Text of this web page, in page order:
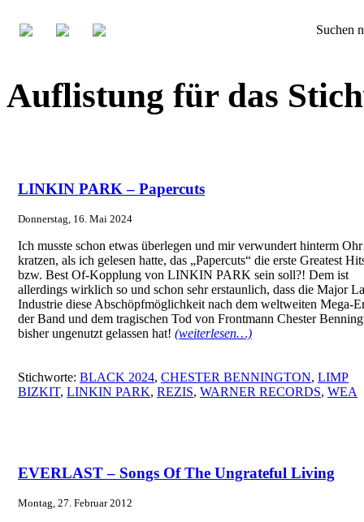
Suchen
Auflistung für das
LINKIN PARK – Papercuts
Donnerstag, 16. Mai 2024
Ich musste schon etwas überlegen und mir verwundert hinterm Ohr
kratzen, als ich gelesen hatte, das „Papercuts“ die erste Greatest
bzw. Best Of-Kopplung von LINKIN PARK sein soll?! Dem ist
allerdings wirklich so und schon sehr erstaunlich, dass die Major
Industrie diese Abschöpfmöglichkeit nach dem weltweiten Mega-
der Band und dem tragischen Tod von Frontmann Chester
bisher ungenutzt gelassen hat! (weiterlesen…)
Stichworte: BLACK 2024, CHESTER BENNINGTON, LIMP
BIZKIT, LINKIN PARK, REZIS, WARNER RECORDS, WEA
EVERLAST – Songs Of The Ungrateful Living
Montag, 27. Februar 2012